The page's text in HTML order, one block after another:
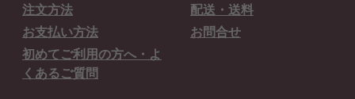
注文方法
配送・送料
お支払い方法
お問合せ
初めてご利用の方へ・よ
くあるご質問